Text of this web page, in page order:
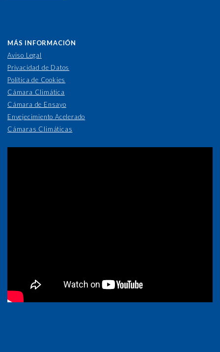
MÁS INFORMACIÓN
Aviso Legal
Privacidad de Datos
Política de Cookies
Cámara Climática
Cámara de Ensayo
Envejecimiento Acelerado
Cámaras Climáticas